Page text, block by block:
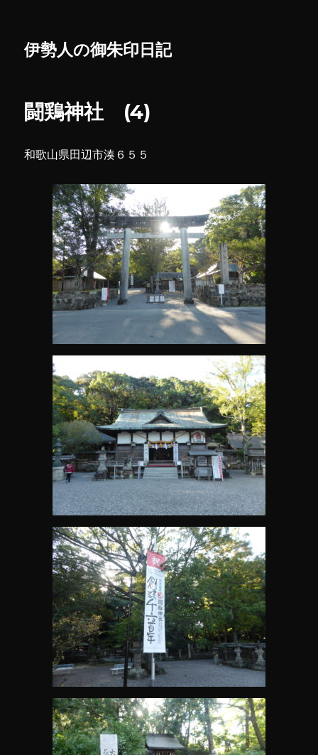
伊勢人の御朱印日記
闘鶏神社 (4)
和歌山県田辺市湊６５５